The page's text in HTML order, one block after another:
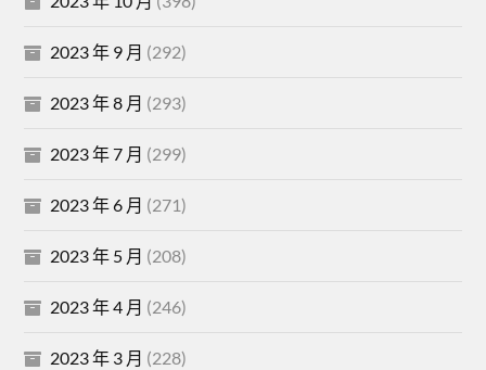
2023 年 9 月 (292)
2023 年 8 月 (293)
2023 年 7 月 (299)
2023 年 6 月 (271)
2023 年 5 月 (208)
2023 年 4 月 (246)
2023 年 3 月 (228)